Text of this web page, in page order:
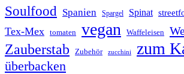
Soulfood Spanien Spargel Spinat
Tex-Mex tomaten vegan Waffeleisen
Zauberstab Zubehör zucchini zum
überbacken